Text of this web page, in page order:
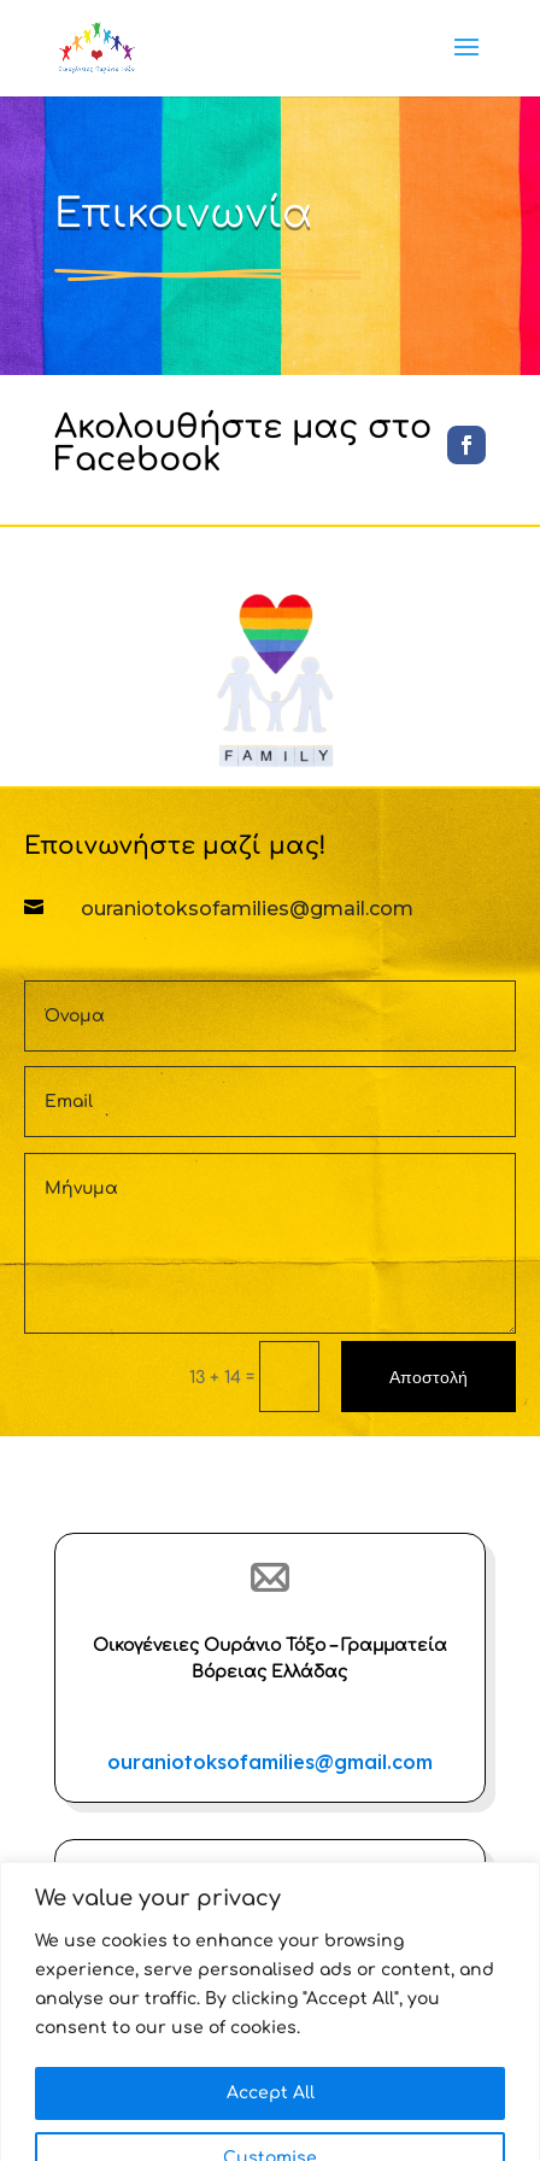
We value your privacy
We use cookies to enhance your browsing
experience, serve personalised ads or content, and
analyse our traffic. By clicking "Accept All", you
consent to our use of cookies.
Customise
Accept All
Επικοινωνία
Ακολουθήστε μας στο
Facebook
Εποινωνήστε μαζί μας!
 ouraniotoksofamilies@gmail.com
13 + 14 = Αποστολή
Οικογένειες Ουράνιο Τόξο – Γραμματεία
Βόρειας Ελλάδας
ouraniotoksofamilies@gmail.com
Οικογένειες Ουράνιο Τόξο – Γραμματεία
Κρήτης
rainbowfamilies.crete@gmail.com